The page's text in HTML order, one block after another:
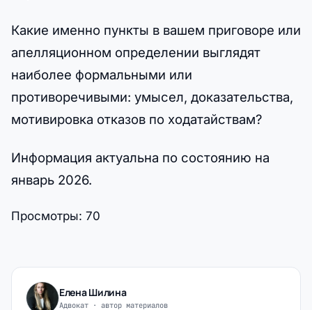
Какие именно пункты в вашем приговоре или
апелляционном определении выглядят
наиболее формальными или
противоречивыми: умысел, доказательства,
мотивировка отказов по ходатайствам?
Информация актуальна по состоянию на
январь 2026.
Просмотры: 70
Елена Шилина
Адвокат · автор материалов